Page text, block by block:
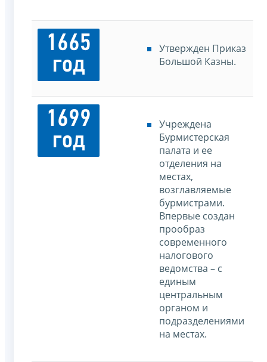
1665
год
Утвержден Приказ
Большой Казны.
1699
год
Учреждена
Бурмистерская
палата и ее
отделения на
местах,
возглавляемые
бурмистрами.
Впервые создан
прообраз
современного
налогового
ведомства – с
единым
центральным
органом и
подразделениями
на местах.